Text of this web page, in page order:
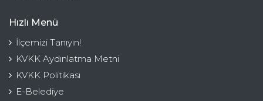
Hızlı Menü
İlçemizi Tanıyın!
KVKK Aydınlatma Metni
KVKK Politikası
E-Belediye